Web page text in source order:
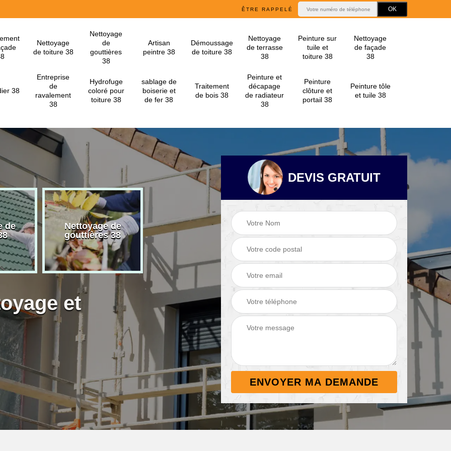
ÊTRE RAPPELÉ
Nettoyage
de toiture 38
Nettoyage
de
gouttières
38
Artisan
peintre 38
Démoussage
de toiture 38
Nettoyage
de terrasse
38
Peinture sur
tuile et
toiture 38
Nettoyage
de façade
38
38
Entreprise
de
ravalement
38
Hydrofuge
coloré pour
toiture 38
sablage de
boiserie et
de fer 38
Traitement
de bois 38
Peinture et
décapage
de radiateur
38
Peinture
clôture et
portail 38
Peinture tôle
et tuile 38
de
Nettoyage de
gouttières 38
Artisan peintre 38
Démoussage de
toiture 38
Nettoyage de
terrasse 38
et
DEVIS GRATUIT